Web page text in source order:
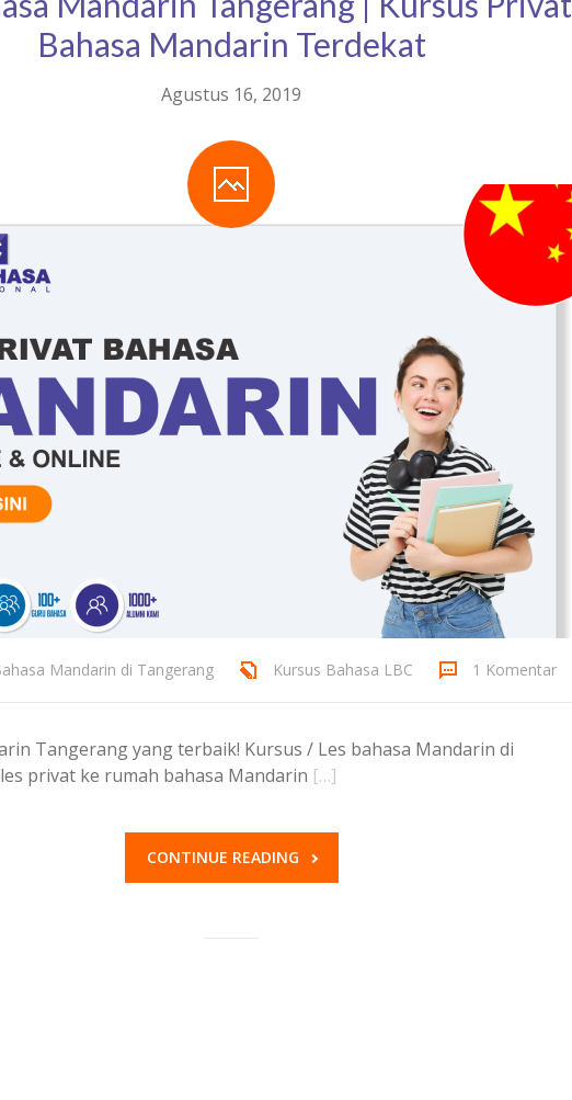
Bahasa Mandarin Terdekat
Agustus 16, 2019
Mandarin di Tangerang Kursus Bahasa LBC 1 Komentar
Tangerang yang terbaik! Kursus / Les bahasa Mandarin di
privat ke rumah bahasa Mandarin […]
CONTINUE READING